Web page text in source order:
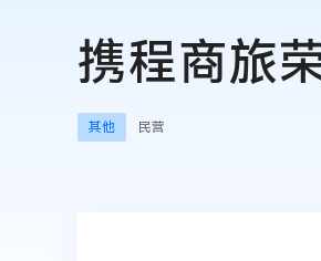
携程商旅
其他 民营